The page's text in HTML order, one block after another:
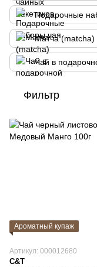
Подарочные
Матча (matcha)
Чай в
Фильтр
Ароматный купаж
Артикул: 000012680
C&T